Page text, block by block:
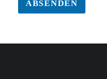
ABSENDEN